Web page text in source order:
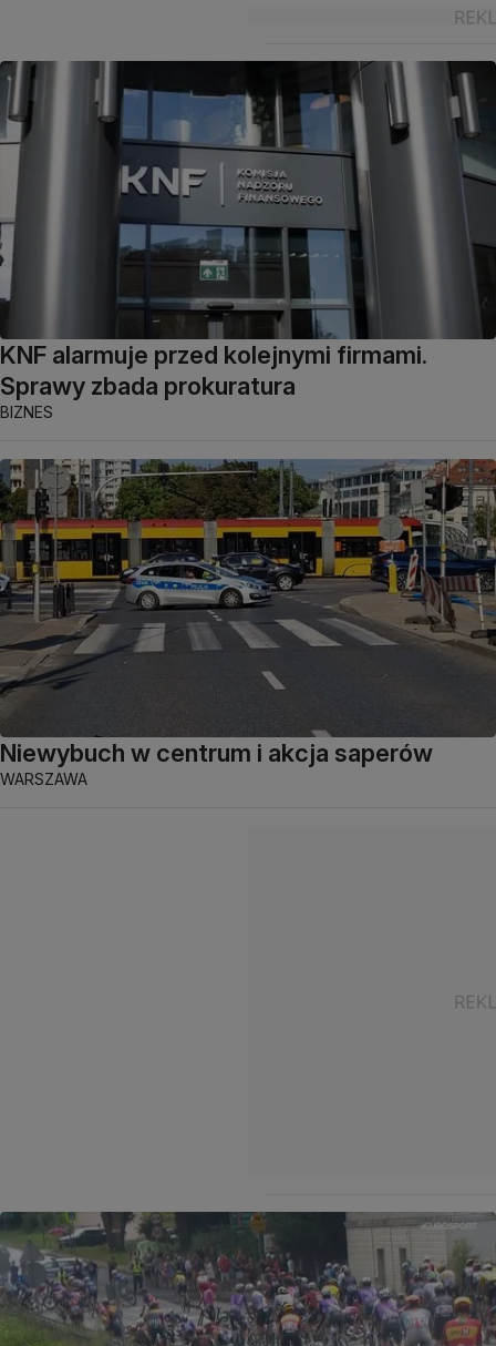
KNF alarmuje przed kolejnymi firmami.
Sprawy zbada prokuratura
BIZNES
Niewybuch w centrum i akcja saperów
WARSZAWA